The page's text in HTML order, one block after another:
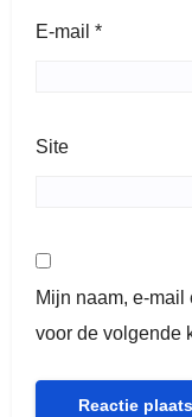
E-mail *
Site
Mijn naam, e-
voor de volgende